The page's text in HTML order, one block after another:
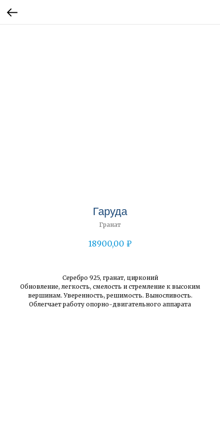
Гаруда
Гранат
18900,00 ₽
Серебро 925, гранат, цирконий
Обновление, легкость, смелость и стремление к высоким
вершинам. Уверенность, решимость. Выносливость.
Облегчает работу опорно-двигательного аппарата